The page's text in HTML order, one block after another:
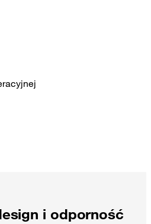
i odporność